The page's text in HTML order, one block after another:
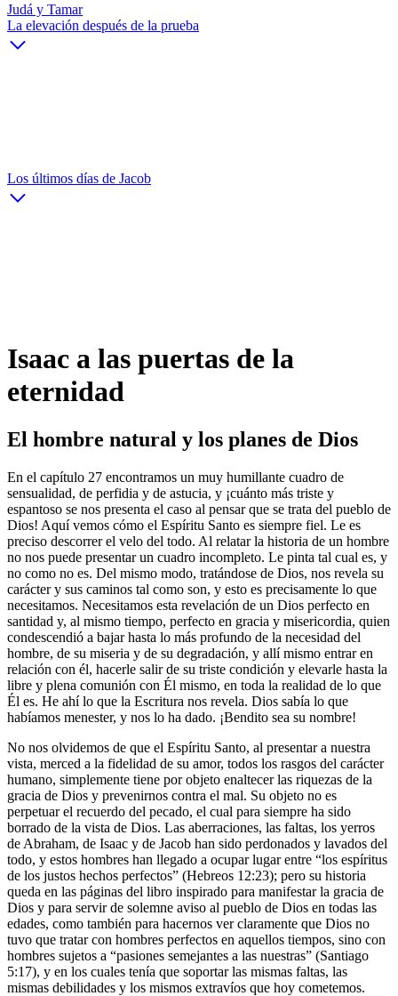
Judá y Tamar
La elevación después de la prueba
Los últimos días de Jacob
Isaac a las puertas de la
eternidad
El hombre natural y los planes de Dios
En el capítulo 27 encontramos un muy humillante cuadro de
sensualidad, de perfidia y de astucia, y ¡cuánto más triste y
espantoso se nos presenta el caso al pensar que se trata del pueblo de
Dios! Aquí vemos cómo el Espíritu Santo es siempre fiel. Le es
preciso descorrer el velo del todo. Al relatar la historia de un hombre
no nos puede presentar un cuadro incompleto. Le pinta tal cual es, y
no como no es. Del mismo modo, tratándose de Dios, nos revela su
carácter y sus caminos tal como son, y esto es precisamente lo que
necesitamos. Necesitamos esta revelación de un Dios perfecto en
santidad y, al mismo tiempo, perfecto en gracia y misericordia, quien
condescendió a bajar hasta lo más profundo de la necesidad del
hombre, de su miseria y de su degradación, y allí mismo entrar en
relación con él, hacerle salir de su triste condición y elevarle hasta la
libre y plena comunión con Él mismo, en toda la realidad de lo que
Él es. He ahí lo que la Escritura nos revela. Dios sabía lo que
habíamos menester, y nos lo ha dado. ¡Bendito sea su nombre!
No nos olvidemos de que el Espíritu Santo, al presentar a nuestra
vista, merced a la fidelidad de su amor, todos los rasgos del carácter
humano, simplemente tiene por objeto enaltecer las riquezas de la
gracia de Dios y prevenirnos contra el mal. Su objeto no es
perpetuar el recuerdo del pecado, el cual para siempre ha sido
borrado de la vista de Dios. Las aberraciones, las faltas, los yerros
de Abraham, de Isaac y de Jacob han sido perdonados y lavados del
todo, y estos hombres han llegado a ocupar lugar entre “los espíritus
de los justos hechos perfectos” (Hebreos 12:23); pero su historia
queda en las páginas del libro inspirado para manifestar la gracia de
Dios y para servir de solemne aviso al pueblo de Dios en todas las
edades, como también para hacernos ver claramente que Dios no
tuvo que tratar con hombres perfectos en aquellos tiempos, sino con
hombres sujetos a “pasiones semejantes a las nuestras” (Santiago
5:17), y en los cuales tenía que soportar las mismas faltas, las
mismas debilidades y los mismos extravíos que hoy cometemos.